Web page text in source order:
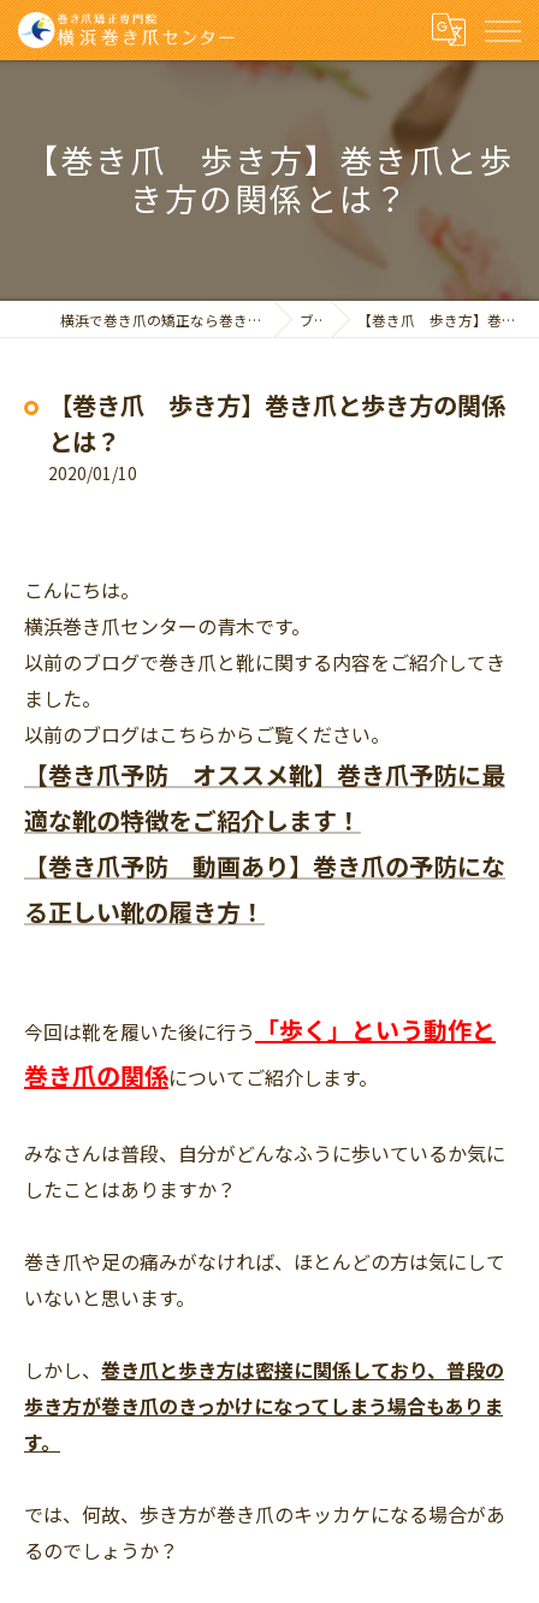
【巻き爪 歩き方】巻き爪と歩
き方の関係とは？
横浜で巻き爪の矯正なら巻き爪矯正専門院 横浜巻き爪センター ブログ 【巻き爪 歩き方】巻き爪と歩き方の関係とは？
【巻き爪 歩き方】巻き爪と歩き方の関係
とは？
2020/01/10
こんにちは。
横浜巻き爪センターの青木です。
以前のブログで巻き爪と靴に関する内容をご紹介してき
ました。
以前のブログはこちらからご覧ください。
【巻き爪予防 オススメ靴】巻き爪予防に最
適な靴の特徴をご紹介します！
【巻き爪予防 動画あり】巻き爪の予防にな
る正しい靴の履き方！
今回は靴を履いた後に行う
「歩く」という動作と
巻き爪の関係についてご紹介します。
みなさんは普段、自分がどんなふうに歩いているか気に
したことはありますか？
巻き爪や足の痛みがなければ、ほとんどの方は気にして
いないと思います。
しかし、 巻き爪と歩き方は密接に関係しており、普段の
歩き方が巻き爪のきっかけになってしまう場合もありま
す。
では、何故、歩き方が巻き爪のキッカケになる場合があ
るのでしょうか？